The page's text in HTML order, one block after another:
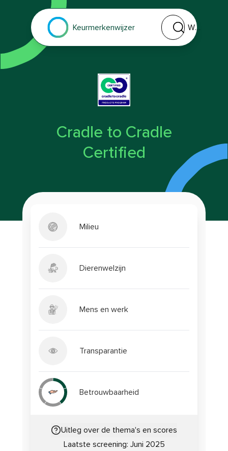
Keurmerkenwijzer
Welk keurmerk of
Cradle to Cradle
Certified
Milieu
Dierenwelzijn
Mens en werk
Transparantie
Betrouwbaarheid
Uitleg over de thema's en scores
Laatste screening: Juni 2025